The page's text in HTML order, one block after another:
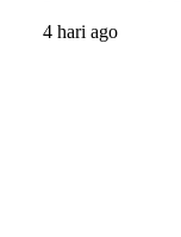
4 hari ago